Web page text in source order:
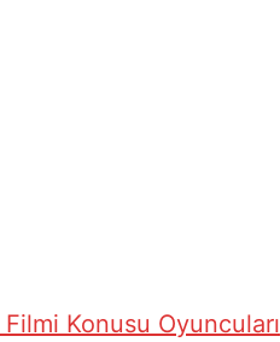
Filmi Konusu Oyuncuları